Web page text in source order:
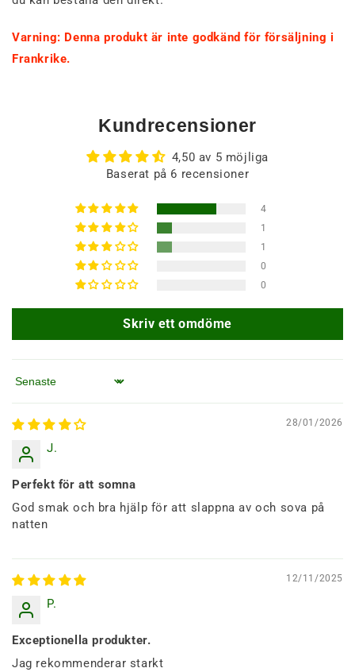
Varning: Denna produkt är inte godkänd för försäljning i
Frankrike.
Kundrecensioner
4,50 av 5 möjliga
Baserat på 6 recensioner
4
1
1
0
0
Skriv ett omdöme
Sortera efter
28/01/2026
J.
Perfekt för att somna
God smak och bra hjälp för att slappna av och sova på
natten
12/11/2025
P.
Exceptionella produkter.
Jag rekommenderar starkt